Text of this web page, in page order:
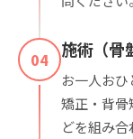
04 施術（骨
お一人お
矯正・背
どを組み